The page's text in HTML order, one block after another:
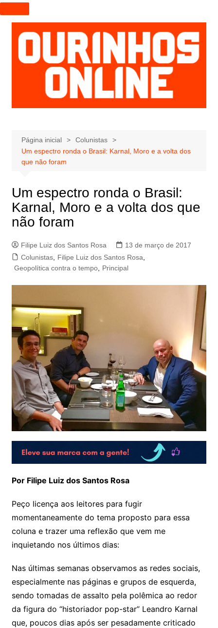
I
r
p
a
r
a
e
ú
d
Página inicial
Colunistas
Um espectro ronda o Brasil: Karnal, Moro e a volta dos
que não foram
Um espectro ronda o Brasil:
Karnal, Moro e a volta dos que
não foram
Filipe Luiz dos Santos Rosa
13 de março de 2017
Colunistas, Filipe Luiz dos Santos Rosa
Geopolítica contra o tempo, Principal
Por Filipe Luiz dos Santos Rosa
Peço licença aos leitores para fugir
momentaneamente do tema proposto para essa
coluna e trazer uma reflexão que vem me
inquietando nos últimos dias:
Nas últimas semanas observamos as redes sociais,
especialmente nas páginas e grupos de esquerda,
sendo tomadas de assalto pela polêmica ao redor
da figura do “historiador pop-star” Leandro Karnal
que, poucos dias após ser pesadamente criticado